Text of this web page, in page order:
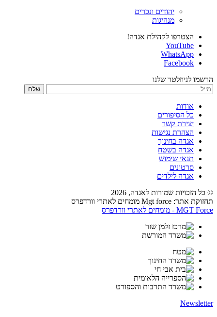
יהודים ונכרים
מנהיגות
הצטרפו לקהילת אגדה!
YouTube
WhatsApp
Facebook
הרשמו לניוזלטר שלנו
שלח
אודות
כל הסיפורים
יצירת קשר
הצהרת נגישות
אגדה בחינוך
אגדה בשטח
תנאי שימוש
סרטונים
אגדה לילדים
© כל הזכויות שמורות לאגדה, 2026
תחזוקת אתר: Mgt force מומחים לאתרי וורדפרס
MGT Force - מומחים לאתרי וורדפרס
Newsletter